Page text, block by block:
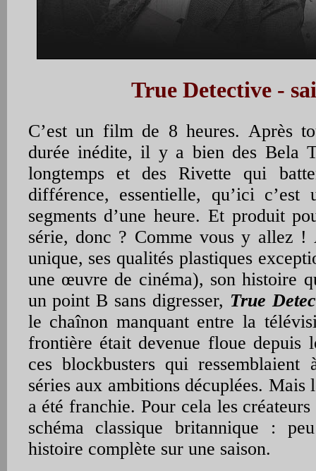
True Detective -
C’est un film de 8 heures. Après
durée inédite, il y a bien des Bela
longtemps et des Rivette qui
différence, essentielle, qu’ici
segments d’une heure. Et produit
série, donc ? Comme vous y allez !
unique, ses qualités plastiques
une œuvre de cinéma), son histoire
un point B sans digresser, True
le chaînon manquant entre la
frontière était devenue floue depuis
ces blockbusters qui
séries aux ambitions décuplées. Mais
a été franchie. Pour cela les créateurs
schéma classique britannique :
histoire complète sur une saison.